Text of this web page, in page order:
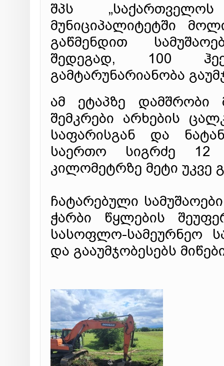
შპს
მუნიციპალიტეტში
გაწმენდით
შედეგად, 100
გამტარუნარიანობა
ამ ეტაპზე დამშრობი
შემკრები არხების
საფარისგან და
საერთო სიგრძე 12
კილომეტრზე მეტი უკვე
ჩატარებული
ჭარბი წყლების
სასოფლო-სამეურნეო
და გააუმჯობესებს